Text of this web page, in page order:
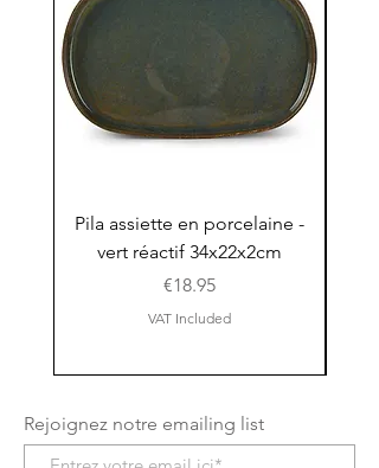
Pila assiette en porcelaine -
vert réactif 34x22x2cm
Price
€18.95
VAT Included
Rejoignez notre emailing list